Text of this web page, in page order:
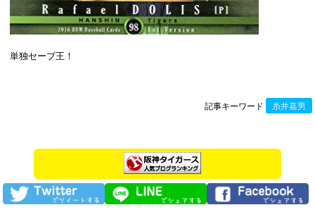
単独セーブ王！
記事キーワード 糸井嘉男